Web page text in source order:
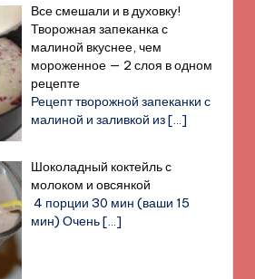
Все смешали и в духовку!
Творожная запеканка с
малиной вкуснее, чем
мороженное — 2 слоя в одном
рецепте
Рецепт творожной запеканки с
малиной и заливкой из[…]
Шоколадный коктейль с
молоком и овсянкой
4 порции 30 мин (ваши 15
мин) Очень[…]